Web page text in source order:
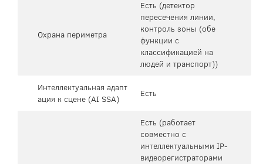
Охрана периметра
Есть (детектор
пересечения линии,
контроль зоны (обе
функции с
классификацией на
людей и транспорт))
Интеллектуальная адапт
ация к сцене (AI SSA)
Есть
Есть (работает
совместно с
интеллектуальными IP-
видеорегистраторами